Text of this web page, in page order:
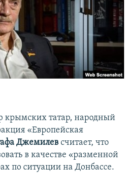
крымских татар, народный
«Европейская
Джемилев считает, что
в качестве «разменной
по ситуации на Донбассе.